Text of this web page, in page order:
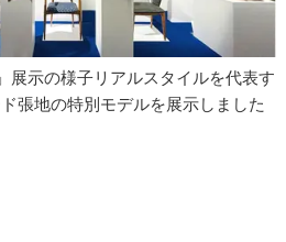
示の様子リアルスタイルを代表す
張地の特別モデルを展示しました